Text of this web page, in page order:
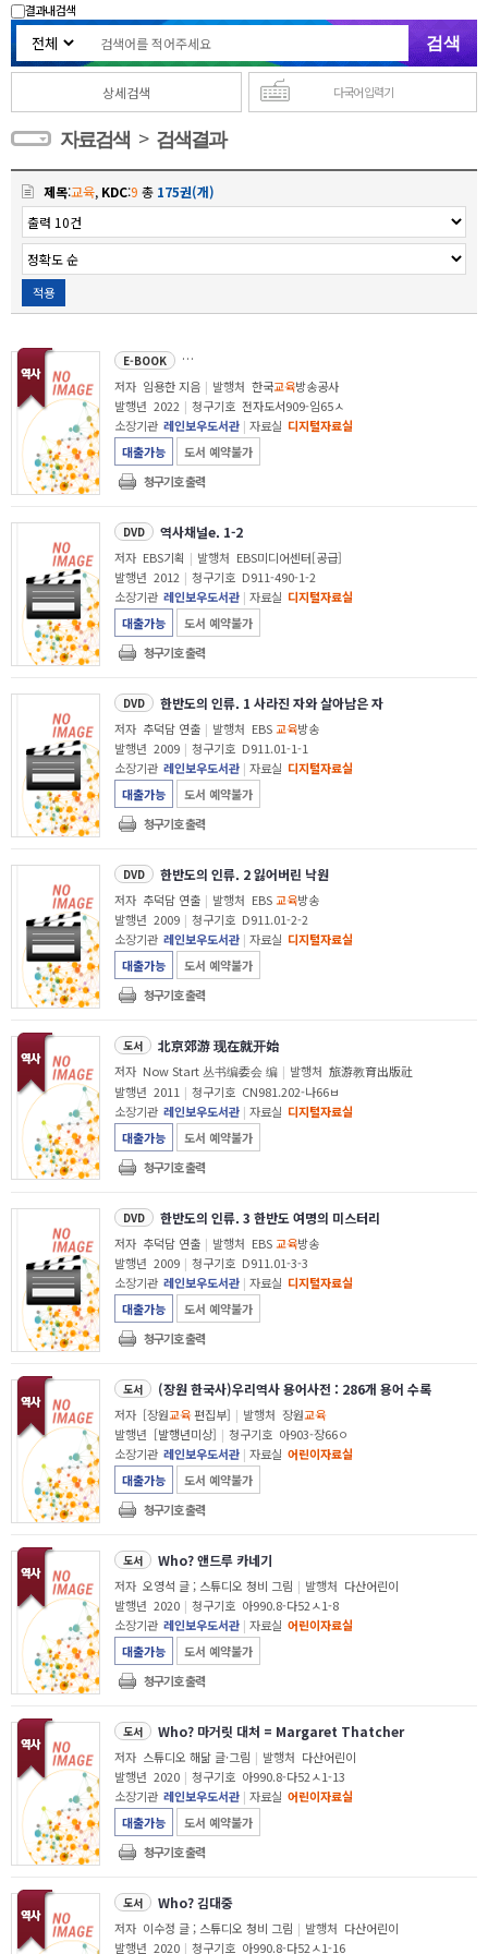
결과내 검색
상세검색 다국어 입력기
자료검색 > 검색결과
제목:교육, KDC:9 총 175권(개)
적용
E-BOOK 세계사를 바꾼 전쟁의 고수들 : 세기 명장들의 승리 법칙
저자 임용한 지음 | 발행처 한국교육방송공사
발행년 2022 | 청구기호 전자도서909-임65ㅅ
소장기관 레인보우도서관 | 자료실 디지털자료실
대출가능
도서 예약불가
청구기호 출력
DVD 역사채널e. 1-2
저자 EBS기획 | 발행처 EBS미디어센터[공급]
발행년 2012 | 청구기호 D911-490-1-2
소장기관 레인보우도서관 | 자료실 디지털자료실
대출가능
도서 예약불가
청구기호 출력
DVD 한반도의 인류. 1 사라진 자와 살아남은 자
저자 추덕담 연출 | 발행처 EBS교육방송
발행년 2009 | 청구기호 D911.01-1-1
소장기관 레인보우도서관 | 자료실 디지털자료실
대출가능
도서 예약불가
청구기호 출력
DVD 한반도의 인류. 2 잃어버린 낙원
저자 추덕담 연출 | 발행처 EBS교육방송
발행년 2009 | 청구기호 D911.01-2-2
소장기관 레인보우도서관 | 자료실 디지털자료실
대출가능
도서 예약불가
청구기호 출력
도서 北京郊游 现在就开始
저자 Now Start 丛书编委会 编 | 발행처 旅游教育出版社
발행년 2011 | 청구기호 CN981.202-나66ㅂ
소장기관 레인보우도서관 | 자료실 디지털자료실
대출가능
도서 예약불가
청구기호 출력
DVD 한반도의 인류. 3 한반도 여명의 미스터리
저자 추덕담 연출 | 발행처 EBS교육방송
발행년 2009 | 청구기호 D911.01-3-3
소장기관 레인보우도서관 | 자료실 디지털자료실
대출가능
도서 예약불가
청구기호 출력
도서 (장원 한국사)우리역사 용어사전 : 286개 용어 수록
저자 [장원교육편집부] | 발행처 장원교육
발행년 [발행년미상] | 청구기호 아903-장66ㅇ
소장기관 레인보우도서관 | 자료실 어린이자료실
대출가능
도서 예약불가
청구기호 출력
도서 Who? 앤드루 카네기
저자 오영석 글 ; 스튜디오 청비 그림 | 발행처 다산어린이
발행년 2020 | 청구기호 아990.8-다52ㅅ1-8
소장기관 레인보우도서관 | 자료실 어린이자료실
대출가능
도서 예약불가
청구기호 출력
도서 Who? 마거릿 대처 = Margaret Thatcher
저자 스튜디오 해닮 글·그림 | 발행처 다산어린이
발행년 2020 | 청구기호 아990.8-다52ㅅ1-13
소장기관 레인보우도서관 | 자료실 어린이자료실
대출가능
도서 예약불가
청구기호 출력
도서 Who? 김대중
저자 이수정 글 ; 스튜디오 청비 그림 | 발행처 다산어린이
발행년 2020 | 청구기호 아990.8-다52ㅅ1-16